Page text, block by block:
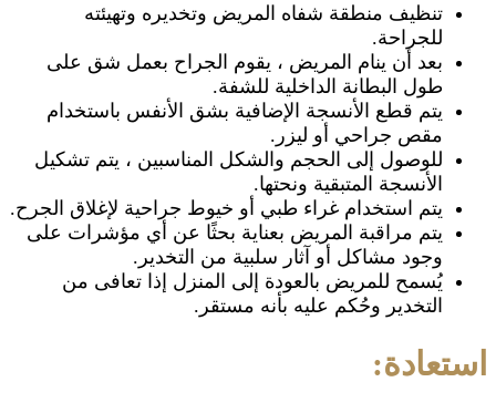
تنظيف منطقة شفاه المريض وتخديره وتهيئته
للجراحة.
بعد أن ينام المريض ، يقوم الجراح بعمل شق على
طول البطانة الداخلية للشفة.
يتم قطع الأنسجة الإضافية بشق الأنفس باستخدام
مقص جراحي أو ليزر.
للوصول إلى الحجم والشكل المناسبين ، يتم تشكيل
الأنسجة المتبقية ونحتها.
يتم استخدام غراء طبي أو خيوط جراحية لإغلاق الجرح.
يتم مراقبة المريض بعناية بحثًا عن أي مؤشرات على
وجود مشاكل أو آثار سلبية من التخدير.
يُسمح للمريض بالعودة إلى المنزل إذا تعافى من
التخدير وحُكم عليه بأنه مستقر.
استعادة: